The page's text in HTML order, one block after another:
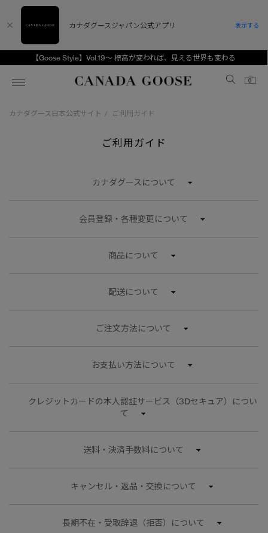
【Goose Style】Vol.19～ 標高が変われば、見える世界も変わる
Canada Goose
0
スノーグース
アンバサダー
ウィメンズ TOP
ベストセラー
サマー 26 コレクション
スノーグース
メイドインジャパンTシャツ
アウターウェア
コレクション
メンズ TOP
ベストセラー
サマー 26 コレクション
スノーグース
メイドインジャパンTシャツ
アウターウェア
コレクション
キッズ TOP
キッズ（2‐7歳)
コレクション
CANADA GOOSE Generationsは、アウター
下取り申請
カナダグース日本公式サイト / ご利用ガイド
ご利用ガイド
カナダグースについて
会員登録・各種変更について
商品について
配送について
ご注文方法について
お支払い方法について
クレジットカードの本人認証サービス（3Dセキュア）につい
て
送料・決済手数料について
キャンセル・返品・交換について
長期不在・受取辞退（拒否）について
カナダグースジャパン公式アプリ 表示する